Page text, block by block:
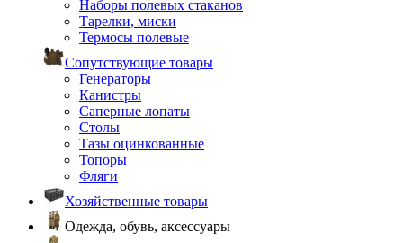
Наборы полевых стаканов
Тарелки, миски
Термосы полевые
Сопутствующие товары
Генераторы
Канистры
Саперные лопаты
Столы
Тазы оцинкованные
Топоры
Фляги
Хозяйственные товары
Одежда, обувь, аксессуары